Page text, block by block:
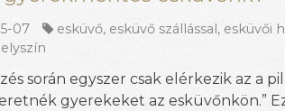
07 esküvő, esküvő szállással, esküvői
során egyszer csak elérkezik az a
gyerekeket az esküvőnkön.”